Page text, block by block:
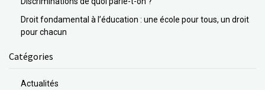
Droit fondamental à l’éducation : une école pour tous, un droit
pour chacun
Catégories
Actualités